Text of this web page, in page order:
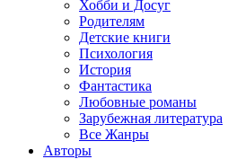
Хобби и Досуг
Родителям
Детские книги
Психология
История
Фантастика
Любовные романы
Зарубежная литература
Все Жанры
Авторы